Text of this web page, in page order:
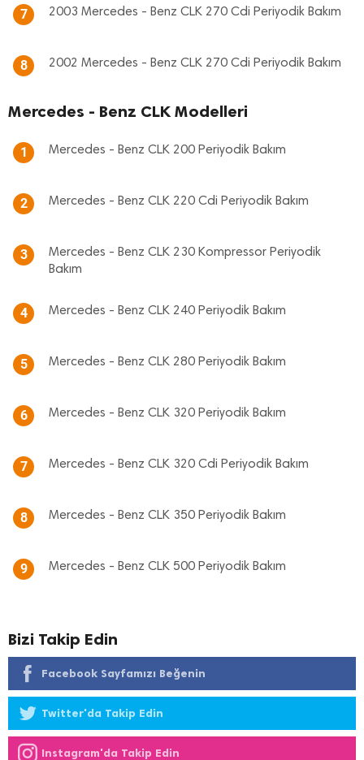
7 2003 Mercedes - Benz CLK 270 Cdi Periyodik Bakım
8 2002 Mercedes - Benz CLK 270 Cdi Periyodik Bakım
Mercedes - Benz CLK Modelleri
1 Mercedes - Benz CLK 200 Periyodik Bakım
2 Mercedes - Benz CLK 220 Cdi Periyodik Bakım
3
Mercedes - Benz CLK 230 Kompressor Periyodik
Bakım
4 Mercedes - Benz CLK 240 Periyodik Bakım
5 Mercedes - Benz CLK 280 Periyodik Bakım
6 Mercedes - Benz CLK 320 Periyodik Bakım
7 Mercedes - Benz CLK 320 Cdi Periyodik Bakım
8 Mercedes - Benz CLK 350 Periyodik Bakım
9 Mercedes - Benz CLK 500 Periyodik Bakım
Bizi Takip Edin
Facebook Sayfamızı Beğenin
Twitter'da Takip Edin
Instagram'da Takip Edin